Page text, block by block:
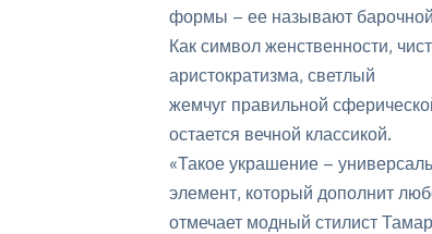
формы – ее называют
Как символ женственности,
аристократизма, светлый
жемчуг правильной
остается вечной классикой.
«Такое украшение –
элемент, который дополнит
отмечает модный стилист